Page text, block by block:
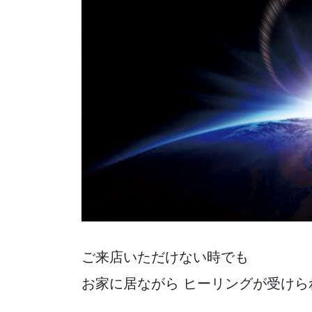
ご来店いただけない時でも
お家に居ながら ヒーリングが受け